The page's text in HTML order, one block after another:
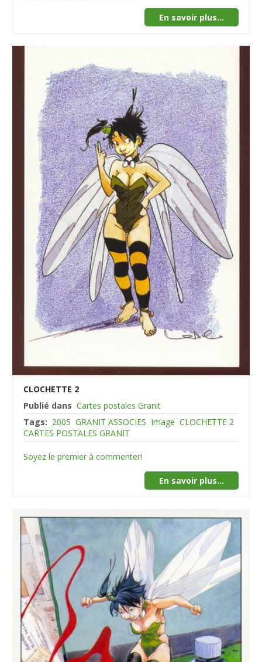
En savoir plus...
CLOCHETTE 2
Publié dans Cartes postales Granit
Tags: 2005 GRANIT ASSOCIES Image CLOCHETTE 2
CARTES POSTALES GRANIT
Soyez le premier à commenter!
En savoir plus...